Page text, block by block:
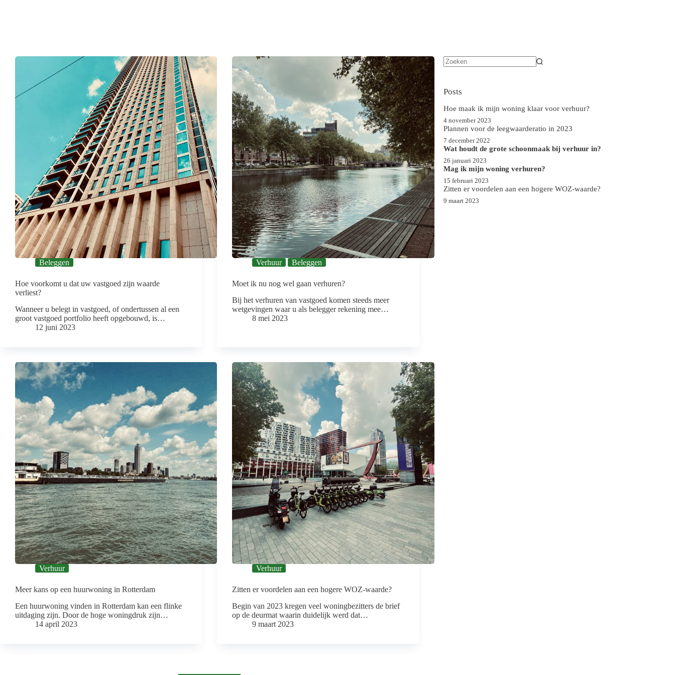
Beleggen
Hoe voorkomt u dat uw vastgoed zijn waarde
verliest?
Wanneer u belegt in vastgoed, of ondertussen al een
groot vastgoed portfolio heeft opgebouwd, is…
12 juni 2023
Verhuur Beleggen
Moet ik nu nog wel gaan verhuren?
Bij het verhuren van vastgoed komen steeds meer
wetgevingen waar u als belegger rekening mee…
8 mei 2023
Verhuur
Meer kans op een huurwoning in Rotterdam
Een huurwoning vinden in Rotterdam kan een flinke
uitdaging zijn. Door de hoge woningdruk zijn…
14 april 2023
Verhuur
Zitten er voordelen aan een hogere WOZ-waarde?
Begin van 2023 kregen veel woningbezitters de brief
op de deurmat waarin duidelijk werd dat…
9 maart 2023
Posts
Hoe maak ik mijn woning klaar voor verhuur?
4 november 2023
Plannen voor de leegwaarderatio in 2023
7 december 2022
Wat houdt de grote schoonmaak bij verhuur in?
26 januari 2023
Mag ik mijn woning verhuren?
15 februari 2023
Zitten er voordelen aan een hogere WOZ-waarde?
9 maart 2023